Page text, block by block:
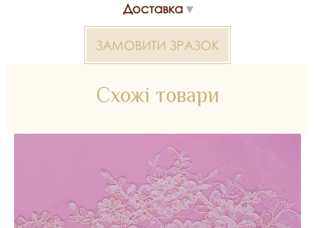
Доставка
ЗАМОВИТИ ЗРАЗОК
Схожі товари